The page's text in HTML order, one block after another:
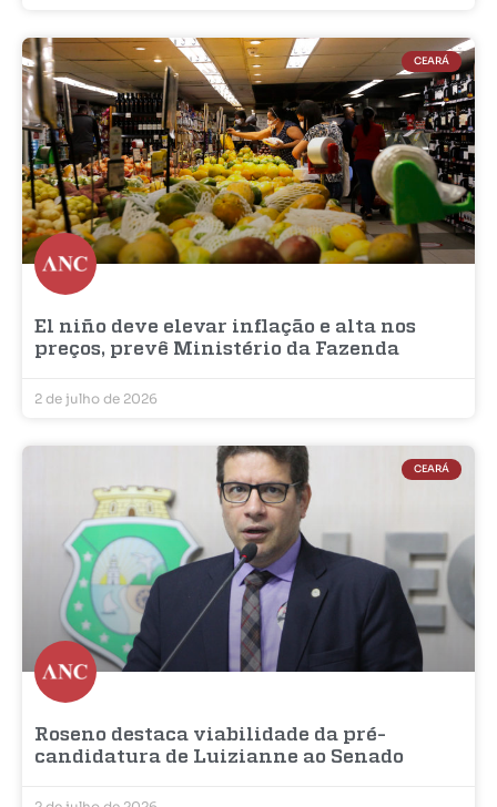
CEARÁ
El niño deve elevar inflação e alta nos
preços, prevê Ministério da Fazenda
2 de julho de 2026
CEARÁ
Roseno destaca viabilidade da pré-
candidatura de Luizianne ao Senado